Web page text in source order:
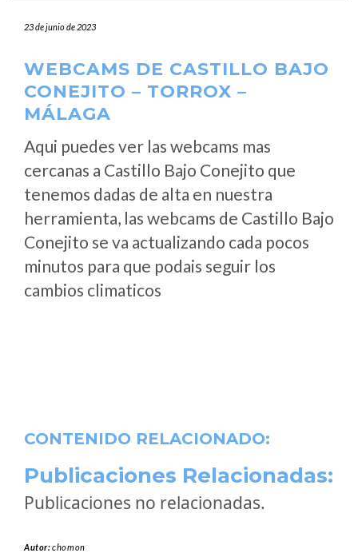
23 de junio de 2023
WEBCAMS DE CASTILLO BAJO
CONEJITO – TORROX –
MÁLAGA
Aqui puedes ver las webcams mas
cercanas a Castillo Bajo Conejito que
tenemos dadas de alta en nuestra
herramienta, las webcams de Castillo Bajo
Conejito se va actualizando cada pocos
minutos para que podais seguir los
cambios climaticos
CONTENIDO RELACIONADO:
Publicaciones Relacionadas:
Publicaciones no relacionadas.
Autor:chomon